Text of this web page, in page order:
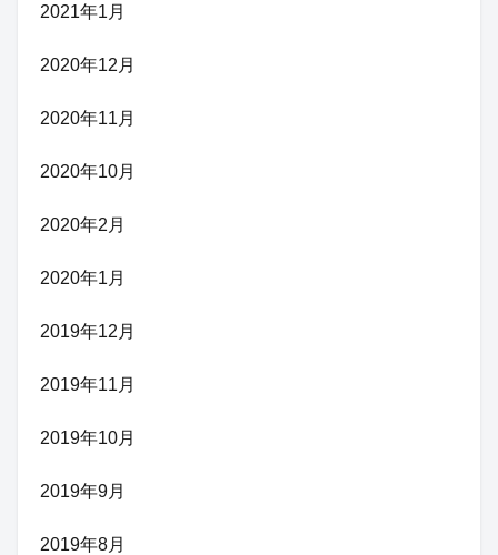
2021年1月
2020年12月
2020年11月
2020年10月
2020年2月
2020年1月
2019年12月
2019年11月
2019年10月
2019年9月
2019年8月